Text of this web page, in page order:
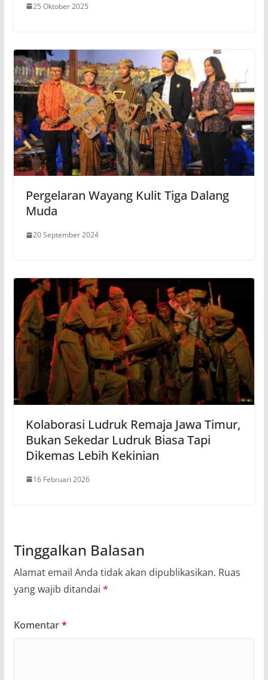
25 Oktober 2025
Pergelaran Wayang Kulit Tiga Dalang
Muda
20 September 2024
Kolaborasi Ludruk Remaja Jawa Timur,
Bukan Sekedar Ludruk Biasa Tapi
Dikemas Lebih Kekinian
16 Februari 2026
Tinggalkan Balasan
Alamat email Anda tidak akan dipublikasikan. Ruas
yang wajib ditandai *
Komentar*